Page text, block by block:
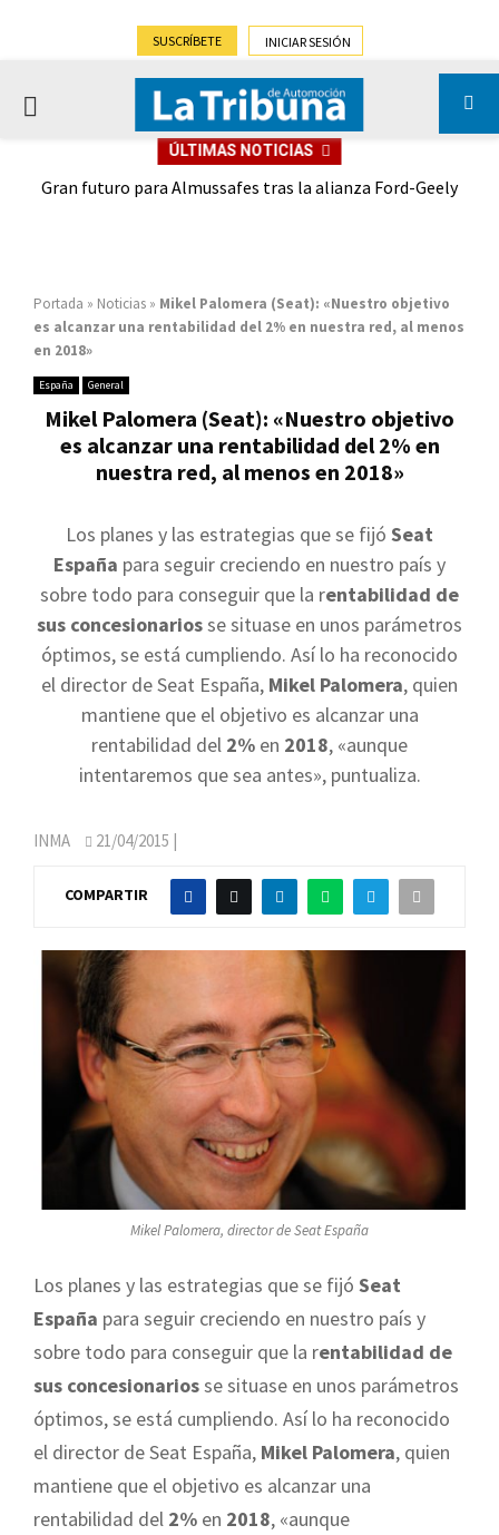
SUSCRÍBETE INICIAR SESIÓN
PRIMARY
ÚLTIMAS NOTICIAS
Gran futuro para Almussafes tras la alianza Ford-Geely
Portada » Noticias » Mikel Palomera (Seat): «Nuestro objetivo
es alcanzar una rentabilidad del 2% en nuestra red, al menos
en 2018»
España General
Mikel Palomera (Seat): «Nuestro objetivo
es alcanzar una rentabilidad del 2% en
nuestra red, al menos en 2018»
Los planes y las estrategias que se fijó Seat
España para seguir creciendo en nuestro país y
sobre todo para conseguir que la rentabilidad de
sus concesionariosse situase en unos parámetros
óptimos, se está cumpliendo. Así lo ha reconocido
el director de Seat España, Mikel Palomera, quien
mantiene que el objetivo es alcanzar una
rentabilidad del 2% en 2018, «aunque
intentaremos que sea antes», puntualiza.
INMA 21/04/2015 |
COMPARTIR
Mikel Palomera, director de Seat España
Los planes y las estrategias que se fijó Seat
España para seguir creciendo en nuestro país y
sobre todo para conseguir que la rentabilidad de
sus concesionariosse situase en unos parámetros
óptimos, se está cumpliendo. Así lo ha reconocido
el director de Seat España, Mikel Palomera, quien
mantiene que el objetivo es alcanzar una
rentabilidad del 2% en 2018, «aunque